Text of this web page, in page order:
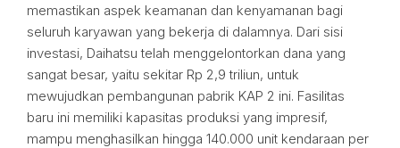
memastikan aspek keamanan dan kenyamanan bagi
seluruh karyawan yang bekerja di dalamnya. Dari sisi
investasi, Daihatsu telah menggelontorkan dana yang
sangat besar, yaitu sekitar Rp 2,9 triliun, untuk
mewujudkan pembangunan pabrik KAP 2 ini. Fasilitas
baru ini memiliki kapasitas produksi yang impresif,
mampu menghasilkan hingga 140.000 unit kendaraan per